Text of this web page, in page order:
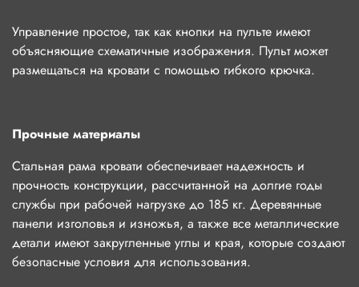
Управление простое, так как кнопки на пульте имеют
объясняющие схематичные изображения. Пульт может
размещаться на кровати с помощью гибкого крючка.
Прочные материалы
Стальная рама кровати обеспечивает надежность и
прочность конструкции, рассчитанной на долгие годы
службы при рабочей нагрузке до 185 кг. Деревянные
панели изголовья и изножья, а также все металлические
детали имеют закругленные углы и края, которые создают
безопасные условия для использования.